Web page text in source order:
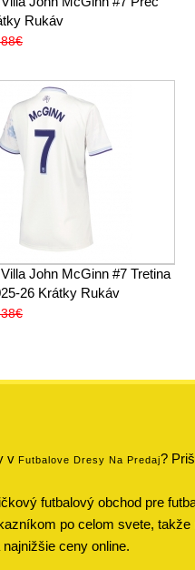
Rukáv
John McGinn #7 Tretina
26 Krátky Rukáv
v Futbalove Dresy Na Predaj?
futbalový obchod pre
po celom svete,
ceny online.